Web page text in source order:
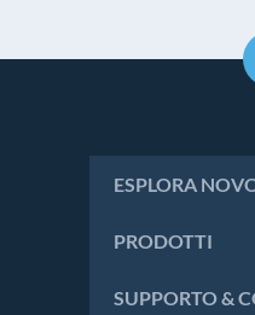
ESPLORA
PRODOTTI
SUPPORTO &